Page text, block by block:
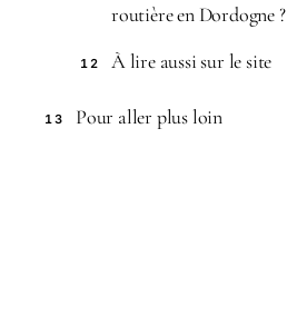
routière en Dordogne ?
12 À lire aussi sur le site
13 Pour aller plus loin